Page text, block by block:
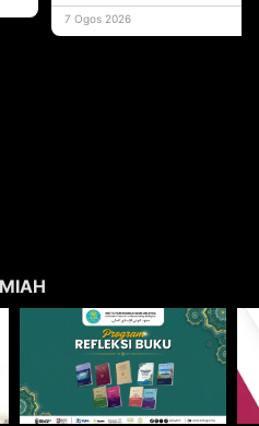
usaha
7 Ogos 2026